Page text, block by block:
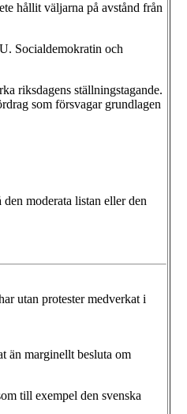
hållit väljarna på avstånd från
Socialdemokratin och
riksdagens ställningstagande.
som försvagar grundlagen
moderata listan eller den
utan protester medverkat i
än marginellt besluta om
till exempel den svenska